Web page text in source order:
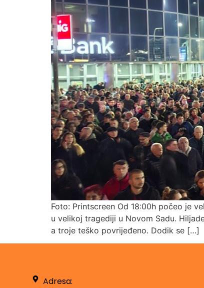
Foto: Printscreen Od 18:00h počeo je
u velikoj tragediji u Novom Sadu.
a troje teško povrijeđeno. Dodik se […]
Adresa: